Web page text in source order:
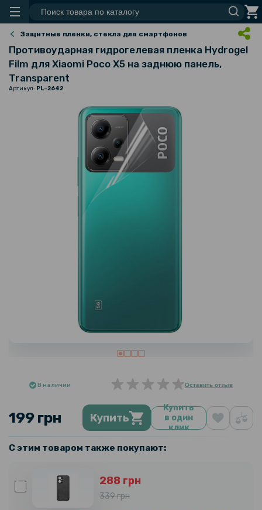
Защитные пленки, стекла для смартфонов
Противоударная гидрогелевая пленка Hydrogel
Film для Xiaomi Poco X5 на заднюю панель,
Transparent
Артикул: PL-2642
В наличии Оставить отзыв
199 грн Купить
Купить
в один
клик
С этим товаром также покупают:
288 грн
339 грн